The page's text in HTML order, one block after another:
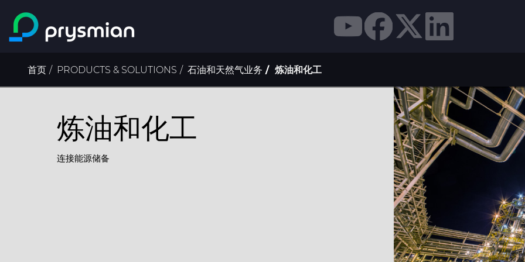
跳至主要内容
面
包
首页 PRODUCTS & SOLUTIONS 石油和天然气业务 炼油和化工
炼油和化工
连接能源储备